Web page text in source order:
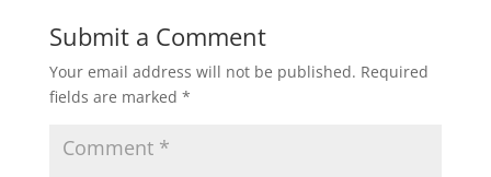
Submit a Comment
Your email address will not be published. Required
fields are marked *